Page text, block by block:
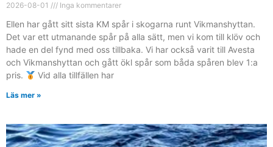
2026-08-01 Inga kommentarer
Ellen har gått sitt sista KM spår i skogarna runt Vikmanshyttan.
Det var ett utmanande spår på alla sätt, men vi kom till klöv och
hade en del fynd med oss tillbaka. Vi har också varit till Avesta
och Vikmanshyttan och gått ökl spår som båda spåren blev 1:a
pris.
Vid alla tillfällen har
Läs mer »